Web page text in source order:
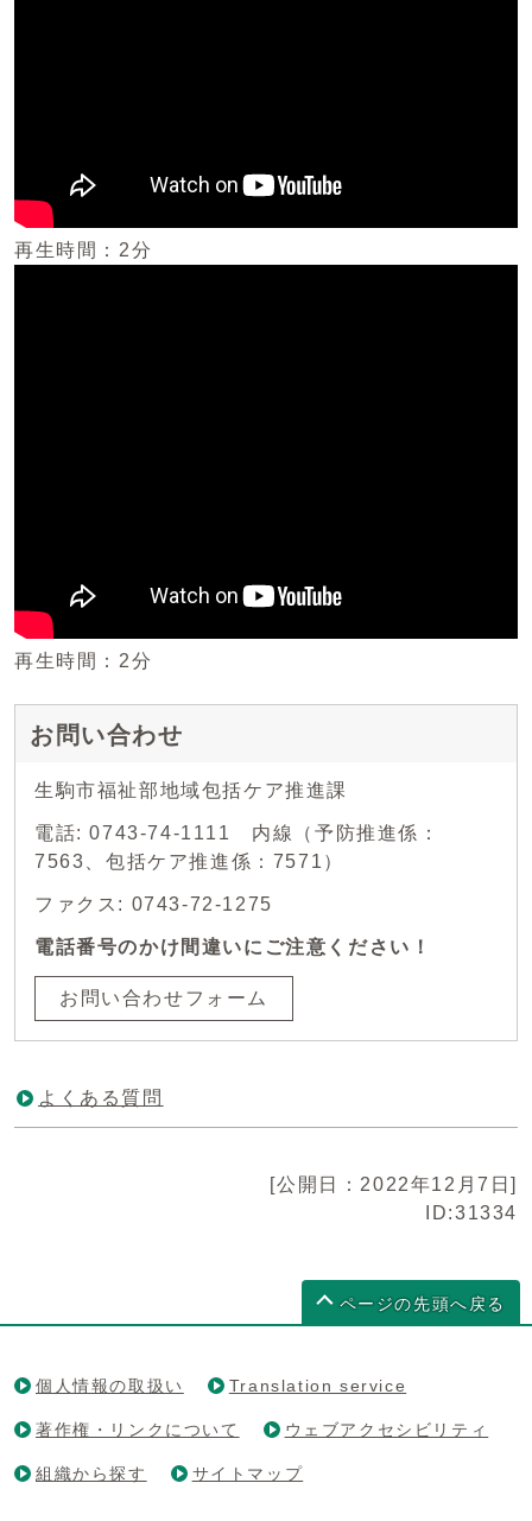
再生時間：2分
再生時間：2分
お問い合わせ
生駒市福祉部地域包括ケア推進課
電話: 0743-74-1111 内線（予防推進係：
7563、包括ケア推進係：7571）
ファクス: 0743-72-1275
電話番号のかけ間違いにご注意ください！
お問い合わせフォーム
よくある質問
[公開日：2022年12月7日]
ID:31334
ページの先頭へ戻る
個人情報の取扱い Translation service
著作権・リンクについて ウェブアクセシビリティ
組織から探す サイトマップ